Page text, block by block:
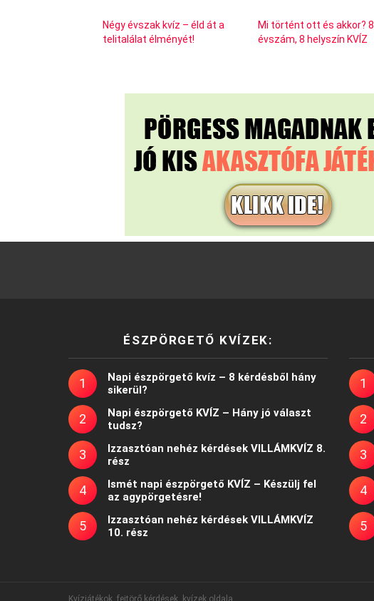
Négy évszak kvíz – éld át a
telitalálat élményét!
Mi történt ott és akkor? 8
évszám, 8 helyszín KVÍZ
ÉSZPÖRGETŐ KVÍZEK:
Napi észpörgető kvíz – 8 kérdésből hány
sikerül?
Napi észpörgető KVÍZ – Hány jó választ
tudsz?
Izzasztóan nehéz kérdések VILLÁMKVÍZ 8.
rész
Ismét napi észpörgető KVÍZ – Készülj fel
az agypörgetésre!
Izzasztóan nehéz kérdések VILLÁMKVÍZ
10. rész
Kvízjátékok, fejtörő kérdések, kvízek oldala